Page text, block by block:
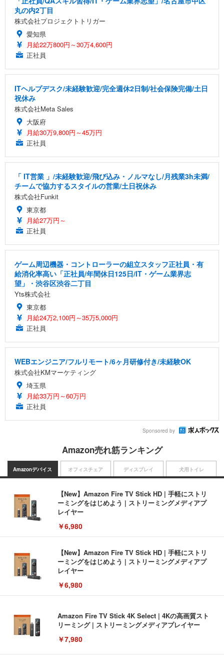
丸の内2丁目
株式会社プロジェクトトリガー
愛知県
月給22万800円～30万4,600円
正社員
ITヘルプデスク/未経験歓迎/完全週休2日制/社会保険完備/土日
祝休み
株式会社Meta Sales
大阪府
月給30万9,800円～45万円
正社員
「 IT営業 」/未経験歓迎/飛び込み・ノルマなし/月残業3h未満/
チームで協力するスタイルの営業/土日祝休み
株式会社Funkit
東京都
月給27万円～
正社員
ゲーム周辺機器・コントローラーの組立スタッフ正社員・有
給消化率高い「正社員/年間休日125日/IT・ゲーム業界志
望」・渋谷区渋谷二丁目
Yts株式会社
東京都
月給24万2,100円～35万5,000円
正社員
WEBエンジニア/フルリモート/6ヶ月研修付き/未経験OK
株式会社KMマーケティング
埼玉県
月給33万円～60万円
正社員
Sponsored by
Amazon売れ筋ランキング
Amazonデバイス
【New】Amazon Fire TV Stick HD | 手軽にストリ
ーミングをはじめよう | ストリーミングメディアプ
レイヤー
￥6,980
【New】Amazon Fire TV Stick HD | 手軽にストリ
ーミングをはじめよう | ストリーミングメディアプ
レイヤー
￥6,980
Amazon Fire TV Stick 4K Select | 4Kの高画質スト
リーミング | ストリーミングメディアプレイヤー
￥7,980
オフィスチェア ディスプレイ 犬用トイレ